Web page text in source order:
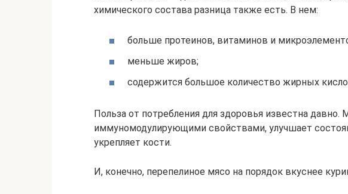
химического состава разница также есть. В нем:
больше протеинов, витаминов и
меньше жиров;
содержится большое количество жирных
Польза от потребления для здоровья известна давно.
иммуномодулирующими свойствами, улучшает
укрепляет кости.
И, конечно, перепелиное мясо на порядок вкуснее